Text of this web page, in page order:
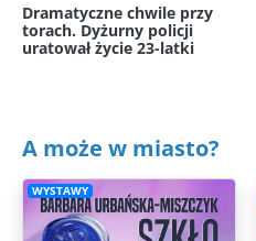
Dramatyczne chwile przy
torach. Dyżurny policji
uratował życie 23-latki
A może w miasto?
WYSTAWY